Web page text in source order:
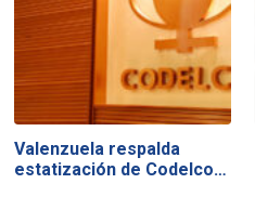
Valenzuela respalda
estatización de Codelco…